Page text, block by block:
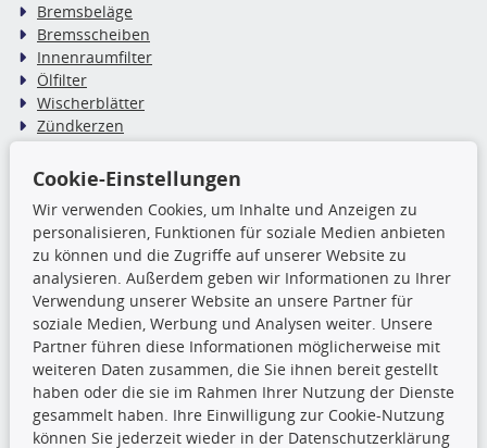
Bremsbeläge
Bremsscheiben
Innenraumfilter
Ölfilter
Wischerblätter
Zündkerzen
TecDoc Inside
Die hier angezeigten Daten,
insbesondere die gesamte Datenbank,
dürfen nicht kopiert werden. Es ist zu
unterlassen, die Daten oder die gesamte Datenbank ohne
vorherige Zustimmung TecDocs zu vervielfältigen, zu
verbreiten und/oder diese Handlungen durch Dritte ausführen
zu lassen. Ein Zuwiderhandeln stellt eine
Urheberrechtsverletzung dar und wird verfolgt.
Cookie-Einstellungen
Wir verwenden Cookies, um Inhalte und Anzeigen zu
personalisieren, Funktionen für soziale Medien anbieten
zu können und die Zugriffe auf unserer Website zu
analysieren. Außerdem geben wir Informationen zu Ihrer
Verwendung unserer Website an unsere Partner für
soziale Medien, Werbung und Analysen weiter. Unsere
Partner führen diese Informationen möglicherweise mit
weiteren Daten zusammen, die Sie ihnen bereit gestellt
haben oder die sie im Rahmen Ihrer Nutzung der Dienste
gesammelt haben. Ihre Einwilligung zur Cookie-Nutzung
können Sie jederzeit wieder in der Datenschutzerklärung